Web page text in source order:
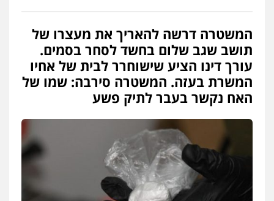
פלילי עבירות תנועה צווארון לבן תעבורה
עורכי דין לענייני אסירים מעצרים וחקירות
0546470989
עו"ד זוהר ארבל
פלילי פשיעה חמורה מעצרים וחקירות
0538788878
עו"ד אסף דוק
פלילי עבירות מין סמים והימורים
חמורה חקירות ומעצרים
0526885006
המשטרה דרשה להאריך את מעצרו של
תושב שגב שלום בחשד לסחר בסמים.
עורך דינו הציע שישוחרר לבית של אחיו
המשרת בעזה. המשטרה סירבה: שמו של
האח נקשר בעבר לתיק פשע